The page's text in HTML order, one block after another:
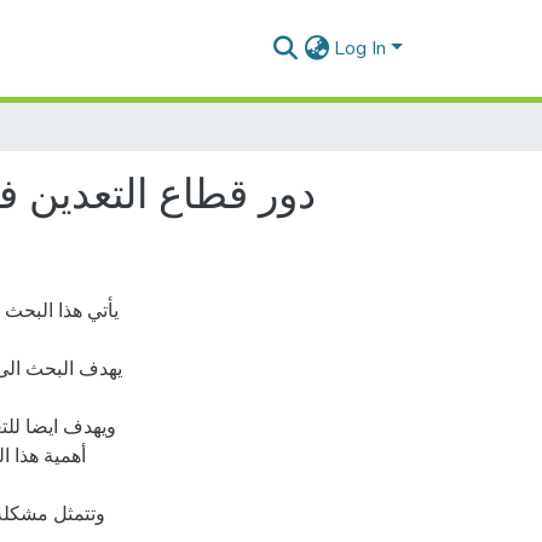
Log In
دور قطاع التعدين في
يأتي هذا
يهدف البحث
ويهدف ايضا
أهمية
وتتمثل